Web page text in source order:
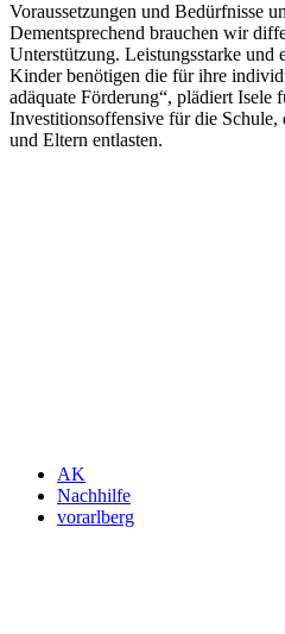
Voraussetzungen und Bedürfnisse
Dementsprechend brauchen wir
Unterstützung. Leistungsstarke und
Kinder benötigen die für ihre
adäquate Förderung“, plädiert Isele
Investitionsoffensive für die
und Eltern entlasten.
AK
Nachhilfe
vorarlberg